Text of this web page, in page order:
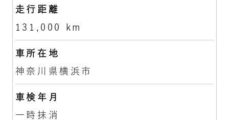
走行距離
131,000 km
車所在地
神奈川県横浜市
車検年月
一時抹消